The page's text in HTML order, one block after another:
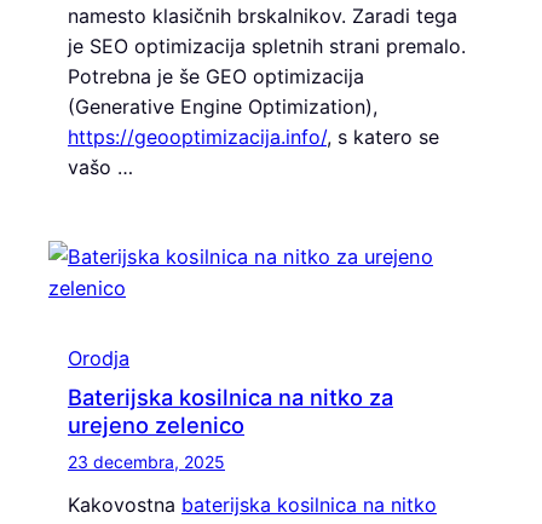
namesto klasičnih brskalnikov. Zaradi tega
je SEO optimizacija spletnih strani premalo.
Potrebna je še GEO optimizacija
(Generative Engine Optimization),
https://geooptimizacija.info/, s katero se
vašo …
Orodja
Baterijska kosilnica na nitko za
urejeno zelenico
23 decembra, 2025
Kakovostna baterijska kosilnica na nitko